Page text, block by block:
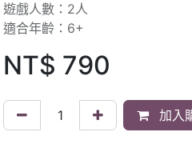
遊戲人數：2人
適合年齡：6+
NT$ 790
加入